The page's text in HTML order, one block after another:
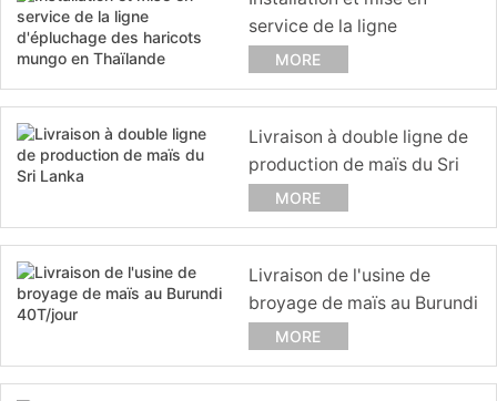
service de la ligne
d'épluchage des haricots
MORE
Livraison à double ligne de
production de maïs du Sri
Lanka
MORE
Livraison de l'usine de
broyage de maïs au Burundi
40T/jour
MORE